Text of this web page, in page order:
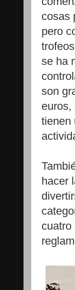
cosas
pero
se ha
son
euros,
tienen
hacer
cuatro